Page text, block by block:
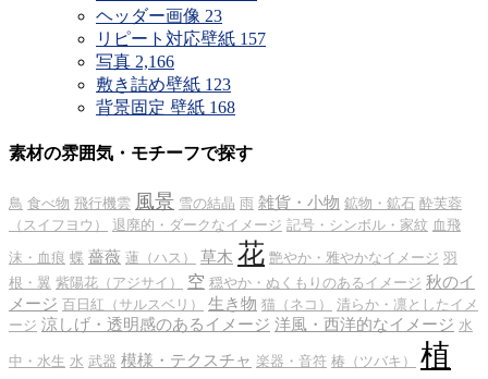
ヘッダー画像 23
リピート対応壁紙 157
写真 2,166
敷き詰め壁紙 123
背景固定 壁紙 168
素材の雰囲気・モチーフで探す
鳥 食べ物 飛行機雲 風景 雪の結晶 雨 雑貨・小物 鉱物・鉱石 酔芙蓉
（スイフヨウ）
退廃的・ダークなイメージ 記号・シンボル・家紋 血飛
沫・血痕 蝶 薔薇 蓮（ハス） 草木 花 艶やか・雅やかなイメージ 羽
根・翼 紫陽花（アジサイ） 空 穏やか・ぬくもりのあるイメージ 秋のイ
メージ 百日紅（サルスベリ） 生き物 猫（ネコ）
清らか・凛としたイメ
ージ 涼しげ・透明感のあるイメージ 洋風・西洋的なイメージ 水
中・水生 水 武器 模様・テクスチャ 楽器・音符 椿（ツバキ）
植